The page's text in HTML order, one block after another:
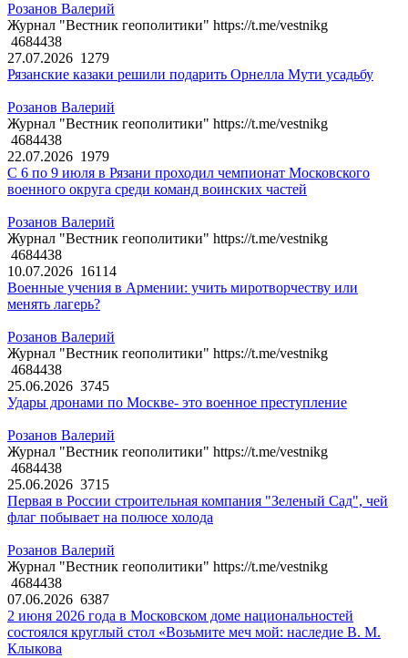
Розанов Валерий
Журнал "Вестник геополитики" https://t.me/vestnikg
4684438
27.07.2026 1279
Рязанские казаки решили подарить Орнелла Мути усадьбу
Розанов Валерий
Журнал "Вестник геополитики" https://t.me/vestnikg
4684438
22.07.2026 1979
С 6 по 9 июля в Рязани проходил чемпионат Московского
военного округа среди команд воинских частей
Розанов Валерий
Журнал "Вестник геополитики" https://t.me/vestnikg
4684438
10.07.2026 16114
Военные учения в Армении: учить миротворчеству или
менять лагерь?
Розанов Валерий
Журнал "Вестник геополитики" https://t.me/vestnikg
4684438
25.06.2026 3745
Удары дронами по Москве- это военное преступление
Розанов Валерий
Журнал "Вестник геополитики" https://t.me/vestnikg
4684438
25.06.2026 3715
Первая в России строительная компания "Зеленый Сад", чей
флаг побывает на полюсе холода
Розанов Валерий
Журнал "Вестник геополитики" https://t.me/vestnikg
4684438
07.06.2026 6387
2 июня 2026 года в Московском доме национальностей
состоялся круглый стол «Возьмите меч мой: наследие В. М.
Клыкова